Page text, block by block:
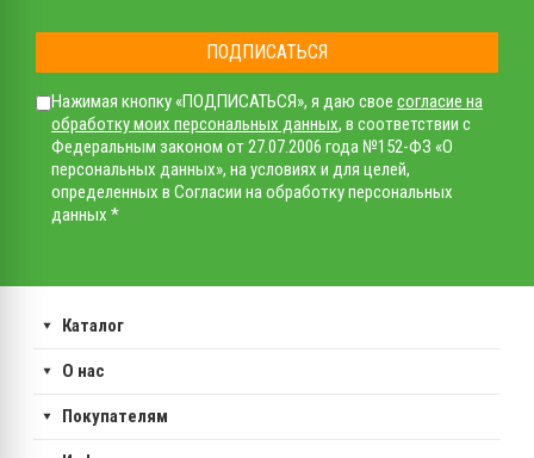
ПОДПИСАТЬСЯ
Нажимая кнопку «ПОДПИСАТЬСЯ», я даю свое согласие на
обработку моих персональных данных, в соответствии с
Федеральным законом от 27.07.2006 года №152-ФЗ «О
персональных данных», на условиях и для целей,
определенных в Согласии на обработку персональных
данных *
Каталог
О нас
Покупателям